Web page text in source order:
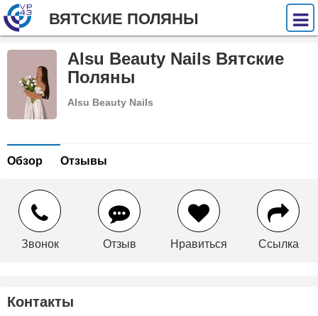
ВЯТСКИЕ ПОЛЯНЫ
Alsu Beauty Nails Вятские
Поляны
Alsu Beauty Nails
Обзор Отзывы
Звонок Отзыв Нравиться Ссылка
Контакты